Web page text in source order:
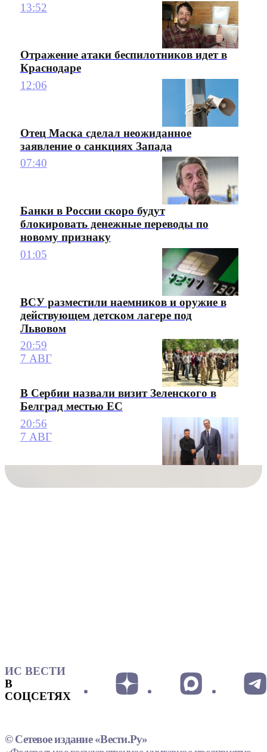
13:52
Отражение атаки беспилотников идет в
Краснодаре
12:06
Отец Маска сделал неожиданное
заявление о санкциях Запада
07:40
Банки в России скоро будут
блокировать денежные переводы по
новому признаку
01:05
ВСУ разместили наемников и оружие в
действующем детском лагере под
Львовом
20:59
7 АВГ
В Сербии назвали визит Зеленского в
Белград местью ЕС
20:56
7 АВГ
ИС ВЕСТИ
В
СОЦСЕТЯХ
© Сетевое издание «Вести.Ру»